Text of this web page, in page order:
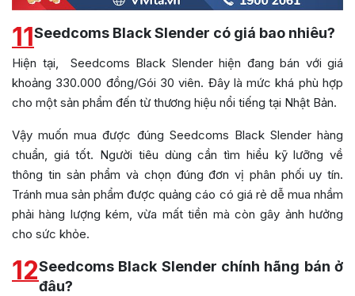
11Seedcoms Black Slender có giá bao nhiêu?
Hiện tại, Seedcoms Black Slender hiện đang bán với giá
khoảng 330.000 đồng/Gói 30 viên. Đây là mức khá phù hợp
cho một sản phẩm đến từ thương hiệu nổi tiếng tại Nhật Bản.
Vậy muốn mua được đúng Seedcoms Black Slender hàng
chuẩn, giá tốt. Người tiêu dùng cần tìm hiểu kỹ lưỡng về
thông tin sản phẩm và chọn đúng đơn vị phân phối uy tín.
Tránh mua sản phẩm được quảng cáo có giá rẻ dễ mua nhầm
phải hàng lượng kém, vừa mất tiền mà còn gây ảnh hưởng
cho sức khỏe.
12Seedcoms Black Slender chính hãng bán ở
đâu?